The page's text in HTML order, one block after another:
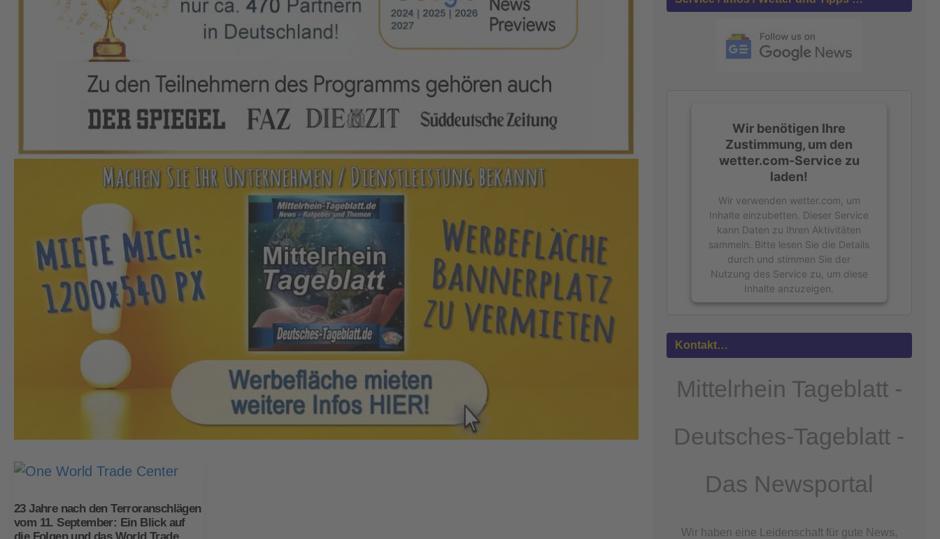
23 Jahre nach den Terroranschlägen
vom 11. September: Ein Blick auf
Wir benötigen Ihre
Zustimmung, um den
wetter.com-Service zu
laden!
Wir verwenden wetter.com, um
Inhalte einzubetten. Dieser Service
kann Daten zu Ihren Aktivitäten
sammeln. Bitte lesen Sie die Details
durch und stimmen Sie der
Nutzung des Service zu, um diese
Inhalte anzuzeigen.
Informationen
Akzeptieren
powered byUsercentrics Consent
Management Platform&eRecht24
Kontakt…
Mittelrhein Tageblatt -
Deutsches-Tageblatt -
Das Newsportal
Wir haben eine Leidenschaft für gute News,